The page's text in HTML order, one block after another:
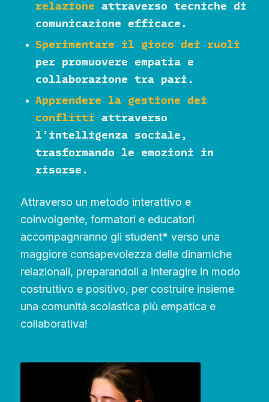
relazione attraverso tecniche di
comunicazione efficace.
Sperimentare il gioco dei ruoli
per promuovere empatia e
collaborazione tra pari.
Apprendere la gestione dei
conflitti attraverso
l’intelligenza sociale,
trasformando le emozioni in
risorse.
Attraverso un metodo interattivo e
coinvolgente, formatori e educatori
accompagnranno gli student* verso una
maggiore consapevolezza delle dinamiche
relazionali, preparandoli a interagire in modo
costruttivo e positivo, per costruire insieme
una comunità scolastica più empatica e
collaborativa!